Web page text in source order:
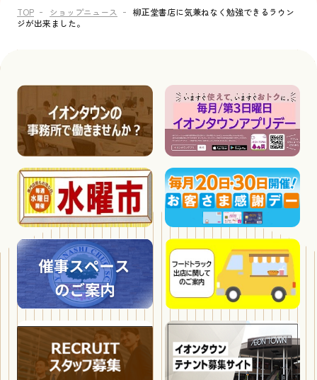
TOP ショップニュース
柳正堂書店に気兼ねなく勉強できるラウン
ジが出来ました。